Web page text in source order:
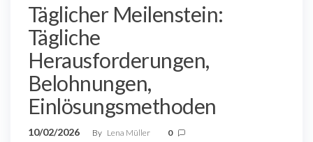
Täglicher Meilenstein:
Tägliche
Herausforderungen,
Belohnungen,
Einlösungsmethoden
10/02/2026 By Lena Müller 0